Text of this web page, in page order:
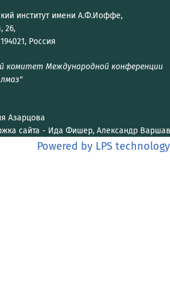
институт имени А.Ф.Иоффе,
26,
Россия
комитет Международной конференции
Азарцова
сайта - Ида Фишер, Александр
Powered by LPS technology